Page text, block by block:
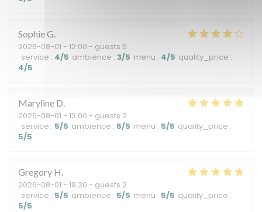
SophieG
2026-08-01 - 12:00 - guests 5
service : 4/5 ambience : 3/5 menu : 4/5 quality_price :
4/5
Maryline D
2026-08-01 - 13:00 - guests 2
service : 5/5 ambience : 5/5 menu : 5/5 quality_price :
5/5
Gregory H
2026-08-01 - 19:30 - guests 2
service : 5/5 ambience : 5/5 menu : 5/5 quality_price :
5/5